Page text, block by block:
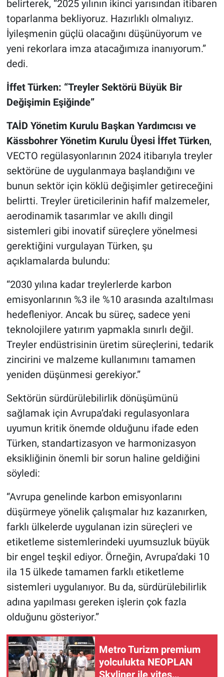
belirterek, “2025 yılının ikinci yarısından itibaren
toparlanma bekliyoruz. Hazırlıklı olmalıyız.
İyileşmenin güçlü olacağını düşünüyorum ve
yeni rekorlara imza atacağımıza inanıyorum.”
dedi.
İffet Türken: “Treyler Sektörü Büyük Bir
Değişimin Eşiğinde”
TAİD Yönetim Kurulu Başkan Yardımcısı ve
Kässbohrer Yönetim Kurulu Üyesi İffet Türken,
VECTO regülasyonlarının 2024 itibarıyla treyler
sektörüne de uygulanmaya başlandığını ve
bunun sektör için köklü değişimler getireceğini
belirtti. Treyler üreticilerinin hafif malzemeler,
aerodinamik tasarımlar ve akıllı dingil
sistemleri gibi inovatif süreçlere yönelmesi
gerektiğini vurgulayan Türken, şu
açıklamalarda bulundu:
“2030 yılına kadar treylerlerde karbon
emisyonlarının %3 ile %10 arasında azaltılması
hedefleniyor. Ancak bu süreç, sadece yeni
teknolojilere yatırım yapmakla sınırlı değil.
Treyler endüstrisinin üretim süreçlerini, tedarik
zincirini ve malzeme kullanımını tamamen
yeniden düşünmesi gerekiyor.”
Sektörün sürdürülebilirlik dönüşümünü
sağlamak için Avrupa’daki regulasyonlara
uyumun kritik önemde olduğunu ifade eden
Türken, standartizasyon ve harmonizasyon
eksikliğinin önemli bir sorun haline geldiğini
söyledi:
“Avrupa genelinde karbon emisyonlarını
düşürmeye yönelik çalışmalar hız kazanırken,
farklı ülkelerde uygulanan izin süreçleri ve
etiketleme sistemlerindeki uyumsuzluk büyük
bir engel teşkil ediyor. Örneğin, Avrupa’daki 10
ila 15 ülkede tamamen farklı etiketleme
sistemleri uygulanıyor. Bu da, sürdürülebilirlik
adına yapılması gereken işlerin çok fazla
olduğunu gösteriyor.”
Metro Turizm premium
yolculukta NEOPLAN